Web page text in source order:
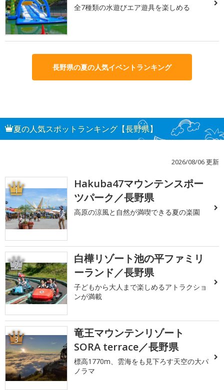
全7種類の水遊びエア遊具を楽しめる
長野県の夏の人気イベントランキング
夏の人気スポットランキング【長野県】
2026/08/06 更新
1
Hakuba47マウンテンスポー
ツパーク／長野県
高原の涼風と自然が満喫できる夏の楽園
2
白樺リゾート池の平ファミリ
ーランド／長野県
子どもから大人まで楽しめるアトラクショ
ンが満載
3
竜王マウンテンリゾート
SORA terrace／長野県
標高1770m、雲海をも見下ろす天空の大パ
ノラマ